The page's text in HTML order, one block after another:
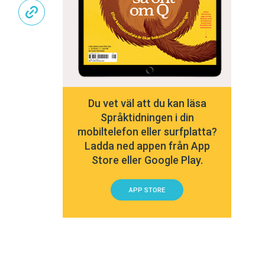
Du vet väl att du kan läsa
Språktidningen i din
mobiltelefon eller surfplatta?
Ladda ned appen från App
Store eller Google Play.
APP STORE